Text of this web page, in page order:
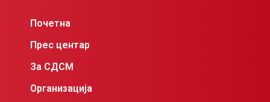
Почетна
Прес центар
За СДСМ
Организација